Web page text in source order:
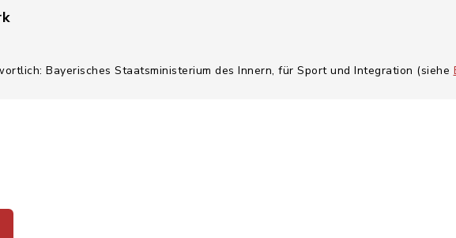
Bayerisches Staatsministerium des Innern, für Sport und Integration (siehe